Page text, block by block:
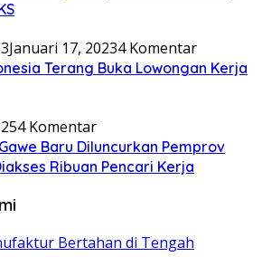
Januari 17, 20234 Komentar
Terang Buka Lowongan Kerja
4 Komentar
Baru Diluncurkan Pemprov
Ribuan Pencari Kerja